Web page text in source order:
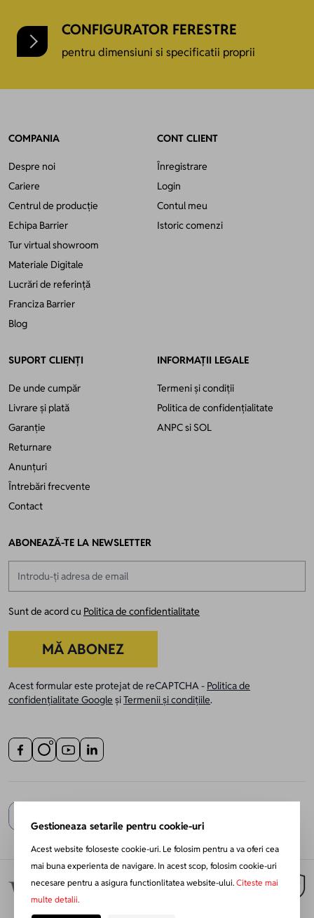
CONFIGURATOR FERESTRE
pentru dimensiuni si specificatii proprii
COMPANIA
Despre noi
Cariere
Centrul de producție
Echipa Barrier
Tur virtual showroom
Materiale Digitale
Lucrări de referință
Franciza Barrier
Blog
CONT CLIENT
Înregistrare
Login
Contul meu
Istoric comenzi
SUPORT CLIENȚI
De unde cumpăr
Livrare și plată
Garanție
Returnare
Anunțuri
Întrebări frecvente
Contact
INFORMAȚII LEGALE
Termeni și condiții
Politica de confidențialitate
ANPCsi SOL
ABONEAZĂ-TE LA NEWSLETTER
Sunt de acord cu Politica de confidentialitate
MĂ ABONEZ
Acest formular este protejat de reCAPTCHA - Politica de
confidențialitate Google șiTermenii și condițiile.
Gestioneaza setarile pentru cookie-uri
Acest website foloseste cookie-uri. Le folosim pentru a va oferi cea
mai buna experienta de navigare. In acest scop, folosim cookie-uri
necesare pentru a asigura functionlitatea website-ului. Citeste mai
multe detalii.